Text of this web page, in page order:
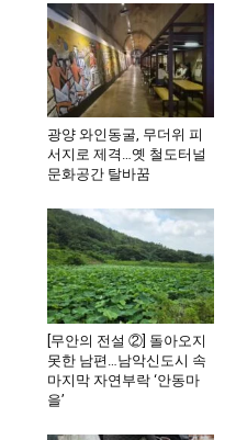
광양 와인동굴, 무더위 피
서지로 제격…옛 철도터널
문화공간 탈바꿈
[무안의 전설 ②] 돌아오지
못한 남편…남악신도시 속
마지막 자연부락 ‘안동마
을’